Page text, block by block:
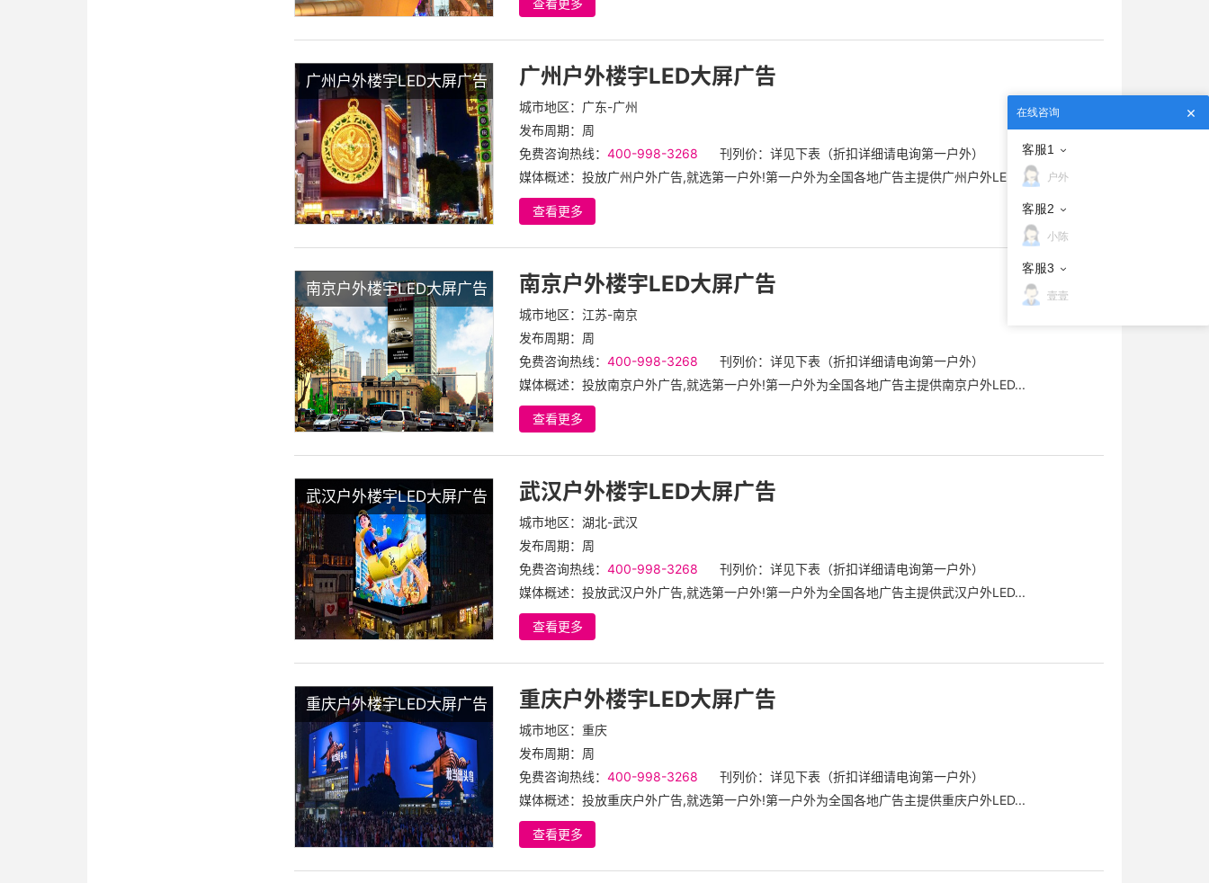
查看更多
广州户外楼宇LED大屏广告 广州户外楼宇LED大屏广告
城市地区：广东-广州
发布周期：周
免费咨询热线： 400-998-3268
刊列价：详见下表（折扣详细请电询第一户外）
媒体概述：投放广州户外广告,就选第一户外!第一户外为全国各地广告主提供广州户外LED...
查看更多
南京户外楼宇LED大屏广告 南京户外楼宇LED大屏广告
城市地区：江苏-南京
发布周期：周
免费咨询热线： 400-998-3268
刊列价：详见下表（折扣详细请电询第一户外）
媒体概述：投放南京户外广告,就选第一户外!第一户外为全国各地广告主提供南京户外LED...
查看更多
武汉户外楼宇LED大屏广告 武汉户外楼宇LED大屏广告
城市地区：湖北-武汉
发布周期：周
免费咨询热线： 400-998-3268
刊列价：详见下表（折扣详细请电询第一户外）
媒体概述：投放武汉户外广告,就选第一户外!第一户外为全国各地广告主提供武汉户外LED...
查看更多
重庆户外楼宇LED大屏广告 重庆户外楼宇LED大屏广告
城市地区：重庆
发布周期：周
免费咨询热线： 400-998-3268
刊列价：详见下表（折扣详细请电询第一户外）
媒体概述：投放重庆户外广告,就选第一户外!第一户外为全国各地广告主提供重庆户外LED...
查看更多
在线咨询
客服1
户外
客服2
小陈
客服3
壹壹